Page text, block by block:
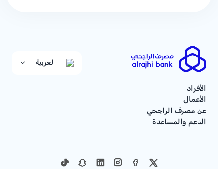
العربية
الأفراد
الأعمال
عن مصرف الراجحي
الدعم والمساعدة